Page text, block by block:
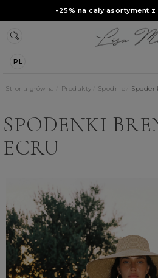
-25% na cały asortyment
PL
Strona główna Produkty Spodnie
SPODENKI
ECRU